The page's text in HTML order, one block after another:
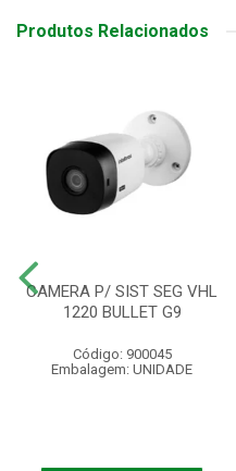
Produtos Relacionados
CAMERA P/ SIST SEG VHL
1220 BULLET G9
Código: 900045
Embalagem: UNIDADE